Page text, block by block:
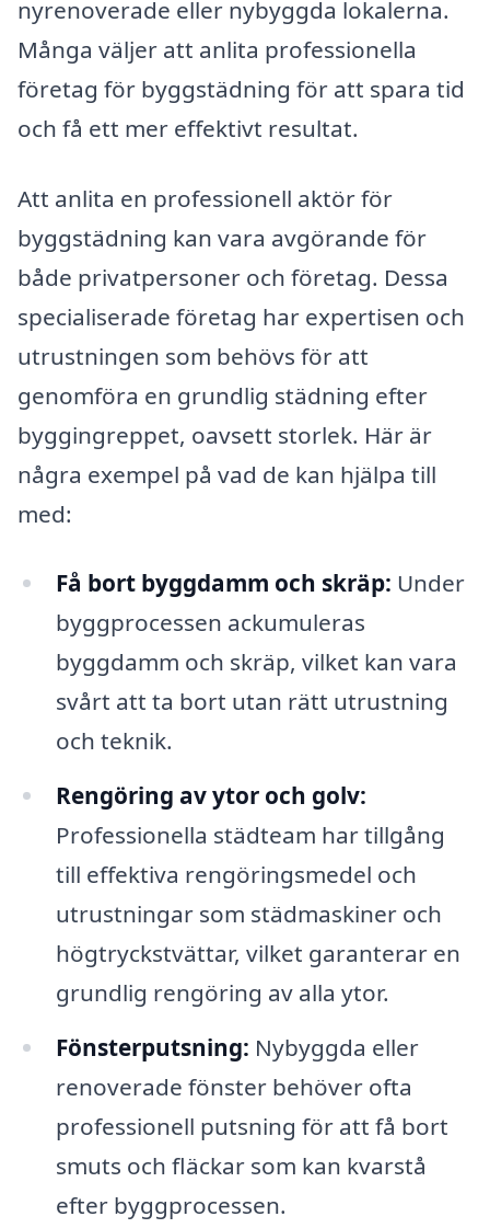
nyrenoverade eller nybyggda lokalerna.
Många väljer att anlita professionella
företag för byggstädning för att spara tid
och få ett mer effektivt resultat.
Att anlita en professionell aktör för
byggstädning kan vara avgörande för
både privatpersoner och företag. Dessa
specialiserade företag har expertisen och
utrustningen som behövs för att
genomföra en grundlig städning efter
byggingreppet, oavsett storlek. Här är
några exempel på vad de kan hjälpa till
med:
Få bort byggdamm och skräp: Under
byggprocessen ackumuleras
byggdamm och skräp, vilket kan vara
svårt att ta bort utan rätt utrustning
och teknik.
Rengöring av ytor och golv:
Professionella städteam har tillgång
till effektiva rengöringsmedel och
utrustningar som städmaskiner och
högtryckstvättar, vilket garanterar en
grundlig rengöring av alla ytor.
Fönsterputsning: Nybyggda eller
renoverade fönster behöver ofta
professionell putsning för att få bort
smuts och fläckar som kan kvarstå
efter byggprocessen.